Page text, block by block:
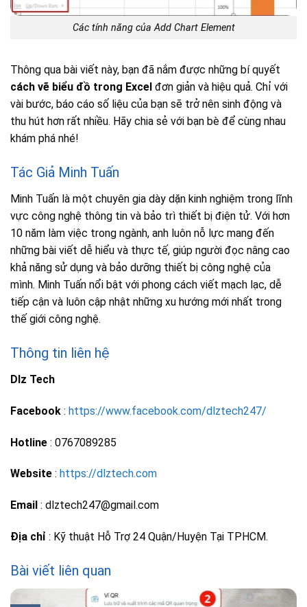
Các tính năng của Add Chart Element
Thông qua bài viết này, bạn đã nắm được những bí quyết
cách vẽ biểu đồ trong Excel đơn giản và hiệu quả. Chỉ với
vài bước, báo cáo số liệu của bạn sẽ trở nên sinh động và
thu hút hơn rất nhiều. Hãy chia sẻ với bạn bè để cùng nhau
khám phá nhé!
Tác Giả Minh Tuấn
Minh Tuấn là một chuyên gia dày dặn kinh nghiệm trong lĩnh
vực công nghệ thông tin và bảo trì thiết bị điện tử. Với hơn
10 năm làm việc trong ngành, anh luôn nỗ lực mang đến
những bài viết dễ hiểu và thực tế, giúp người đọc nâng cao
khả năng sử dụng và bảo dưỡng thiết bị công nghệ của
mình. Minh Tuấn nổi bật với phong cách viết mạch lạc, dễ
tiếp cận và luôn cập nhật những xu hướng mới nhất trong
thế giới công nghệ.
Thông tin liên hệ
Dlz Tech
Facebook : https://www.facebook.com/dlztech247/
Hotline : 0767089285
Website : https://dlztech.com
Email : dlztech247@gmail.com
Địa chỉ : Kỹ thuật Hỗ Trợ 24 Quận/Huyện Tại TPHCM.
Bài viết liên quan